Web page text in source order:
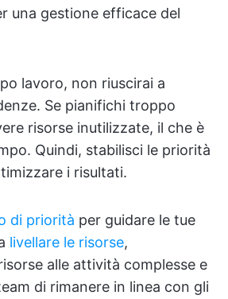
una gestione efficace del
lavoro, non riuscirai a
Se pianifichi troppo
risorse inutilizzate, il che è
Quindi, stabilisci le priorità
i risultati.
di priorità per guidare le tue
livellare le risorse,
alle attività complesse e
di rimanere in linea con gli